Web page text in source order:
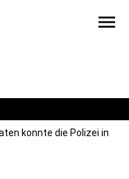
menu
konnte die Polizei in